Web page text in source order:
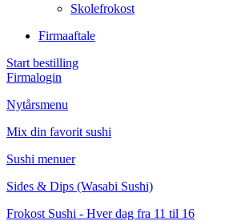
Skolefrokost
Firmaaftale
Start bestilling
Firmalogin
Nytårsmenu
Mix din favorit sushi
Sushi menuer
Sides & Dips (Wasabi Sushi)
Frokost Sushi - Hver dag fra 11 til 16